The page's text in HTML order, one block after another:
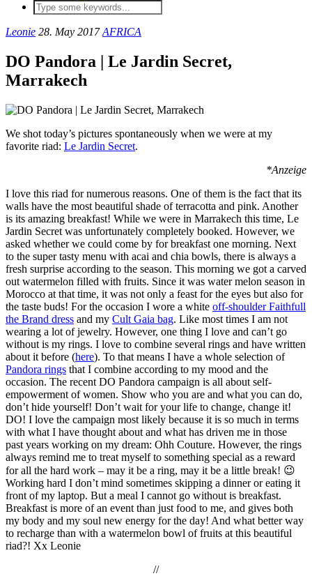
Leonie 28. May 2017 AFRICA
DO Pandora | Le Jardin Secret,
Marrakech
We shot today’s pictures spontaneously when we were at my
favorite riad: Le Jardin Secret.
*Anzeige
I love this riad for numerous reasons. One of them is the fact that its
walls have the most beautiful shade of terracotta and pink. Another
is its amazing breakfast! While we were in Marrakech this time, Le
Jardin Secret was unfortunately completely booked. However, we
asked whether we could come by for breakfast one morning. Next
to the super tasty menu with acai and chia bowls, there is always a
fresh surprise according to the season. This morning we got a carved
out watermelon filled with fruits. Since it was water melon season in
Morocco at that time, it was not only a feast for the eyes but also for
the taste buds! For the occasion I wore a white off-shoulder Faithfull
the Brand dress and my Cult Gaia bag. Like most times I am not
wearing a lot of jewelry. However, one thing I love and can’t go
without is my rings. I love to combine several rings and have written
about it before (here). To that means I have a whole selection of
Pandora rings that I combine according to my mood and the
occasion. The recent DO Pandora campaign is all about self-
empowerment of women. Show who you are and what you can do,
don’t hide yourself! Don’t wait for your life to change, change it!
DO! I love the campaign most likely because it is so much in terms
with what I have thought about and what has driven me in those
past years working on my dream: Ohh Couture. However, the rings
always remind me to treat myself to something special as a reward
for all the hard work – may it be a ring, may it be a little break! 😉
Working hard I don’t mind sometimes skipping a dinner or eating it
front of my laptop. But a meal I cannot go without is breakfast.
Breakfast is more of an event than just food to me, and gives both
my body and my soul new energy for the day! And what better way
to recharge than with a watermelon bowl of fruits at this beautiful
riad?! Xx Leonie
//